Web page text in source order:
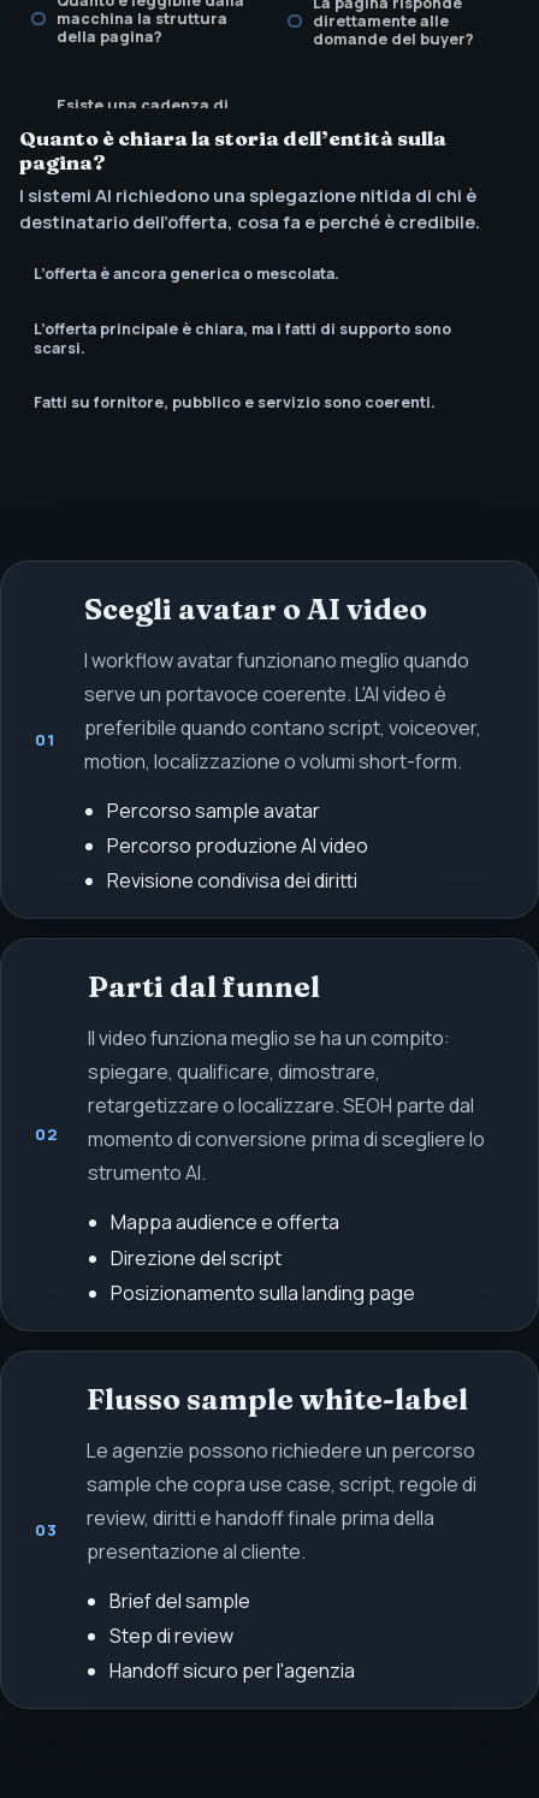
macchina la struttura
della pagina?
direttamente alle
domande del buyer?
Esiste una cadenza di
freschezza e
affermazioni?
Quanto è chiara la storia dell’entità sulla
pagina?
I sistemi AI richiedono una spiegazione nitida di chi è
destinatario dell’offerta, cosa fa e perché è credibile.
L’offerta è ancora generica o mescolata.
L’offerta principale è chiara, ma i fatti di supporto sono
scarsi.
Fatti su fornitore, pubblico e servizio sono coerenti.
01
Scegli avatar o AI video
I workflow avatar funzionano meglio quando
serve un portavoce coerente. L'AI video è
preferibile quando contano script, voiceover,
motion, localizzazione o volumi short-form.
Percorso sample avatar
Percorso produzione AI video
Revisione condivisa dei diritti
02
Parti dal funnel
Il video funziona meglio se ha un compito:
spiegare, qualificare, dimostrare,
retargetizzare o localizzare. SEOH parte dal
momento di conversione prima di scegliere lo
strumento AI.
Mappa audience e offerta
Direzione del script
Posizionamento sulla landing page
03
Flusso sample white-label
Le agenzie possono richiedere un percorso
sample che copra use case, script, regole di
review, diritti e handoff finale prima della
presentazione al cliente.
Brief del sample
Step di review
Handoff sicuro per l'agenzia